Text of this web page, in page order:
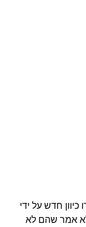
חדש על ידי
אמר שהם לא